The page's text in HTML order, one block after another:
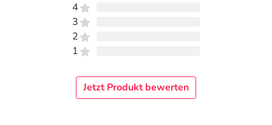
4
3
2
1
Jetzt Produkt bewerten